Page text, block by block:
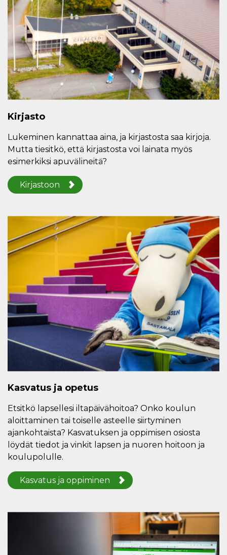
Kirjasto
Lukeminen kannattaa aina, ja kirjastosta saa kirjoja.
Mutta tiesitkö, että kirjastosta voi lainata myös
esimerkiksi apuvälineitä?
Kirjastoon
Kasvatus ja opetus
Etsitkö lapsellesi iltapäivähoitoa? Onko koulun
aloittaminen tai toiselle asteelle siirtyminen
ajankohtaista? Kasvatuksen ja oppimisen osiosta
löydät tiedot ja vinkit lapsen ja nuoren hoitoon ja
koulupolulle.
Kasvatus ja oppiminen